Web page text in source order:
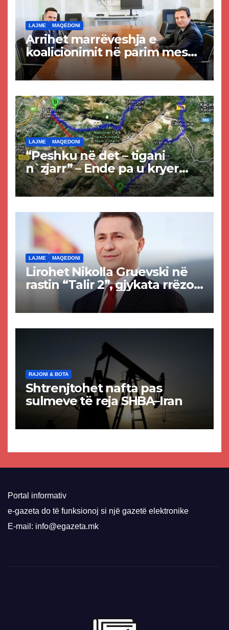
LAJME MAQEDONI
Arrihet marrëveshja e
koalicionimit në parim mes
Kurtit dhe Abdixhikut
LAJME MAQEDONI
“Peshku në det – tigani
n`zjarr” – Ende pa u kryer
projekti i tunelit, komuna e
Tetovës nis punimet për
LAJME MAQEDONI
Lirohet Nikolla Gruevski në
rastin “Talir 2”, gjykata rrëzon
akuzat për ndërtimin e
paligjshëm të selisë së
RAJONI & BOTA
Shtrenjtohet nafta pas
sulmeve të reja SHBA–Iran
Portal informativ
e-gazeta do të funksionoj si një gazetë elektronike
E-mail: info@egazeta.mk